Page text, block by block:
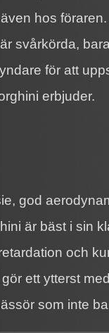
hos
svårkörda,
för att
erbjuder.
god
är bäst i sin
och
ett ytterst
som inte